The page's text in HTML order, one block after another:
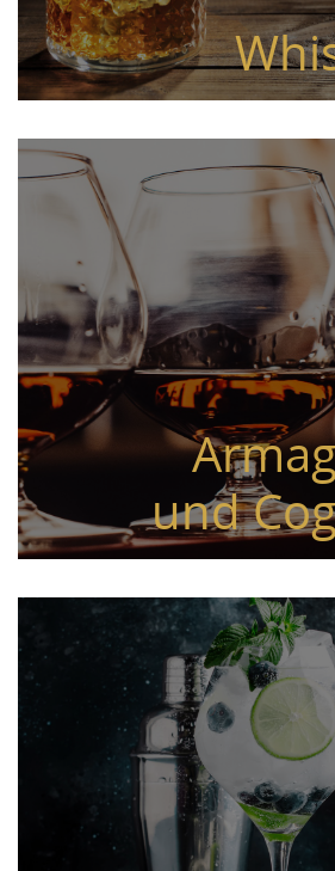
und